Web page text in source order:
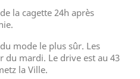
la cagette 24h après
mode le plus sûr. Les
du mardi. Le drive est au 43
la Ville.